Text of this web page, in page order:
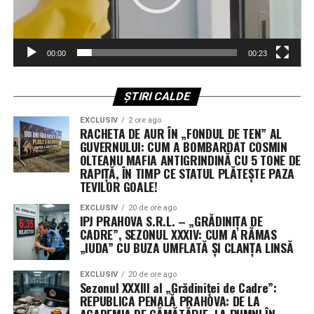
Discuțiile tehnice din cadrul workshop-ului s-au
concentrat pe teme de actualitate imediată pentru
siguranța frontierelor. Experții au abordat metode
complexe de verificare a elementelor de securitate
publice de informare (OSINT) pentru prevenirea
infracționalității. O atenție deosebită a fost acordată
identificării documentelor și identităților false, o
amenințare constantă în contextul migrației și al crimei
organizate.
Agenda a inclus, de asemenea, proceduri critice privind
utilizarea Sistemului de Informații Schengen (SIS) și
funcționarea noului Sistem de Intrare/Ieșire (EES). În
plus, au fost analizate protocoalele de gestionare a
vizelor și procedurile de returnare a persoanelor aflate
în situație de ședere ilegală, asigurându-se astfel o
aliniere perfectă la legislația europeană în vigoare.
00:00 00:23
ȘTIRI CALDE
EXCLUSIV 2 ore ago
RACHETA DE AUR ÎN „FONDUL DE TEN” AL
GUVERNULUI: CUM A BOMBARDAT COSMIN
OLTEANU MAFIA ANTIGRINDINĂ CU 5 TONE DE
RAPIȚĂ, ÎN TIMP CE STATUL PLĂTEȘTE PAZA
TEVILOR GOALE!
EXCLUSIV 20 de ore ago
IPJ PRAHOVA S.R.L. – „GRĂDINIȚA DE
CADRE”, SEZONUL XXXIV: CUM A RĂMAS
„IUDA” CU BUZA UMFLATĂ ȘI CLANȚA LINSĂ
EXCLUSIV 20 de ore ago
Sezonul XXXIII al „Grădiniței de Cadre”:
REPUBLICA PENALĂ PRAHOVA: DE LA